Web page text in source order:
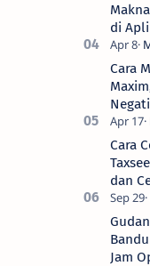
di
Cara
Cara
dan
Jam